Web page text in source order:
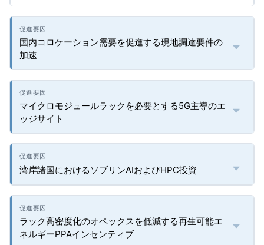
国内コロケーション需要を促進する現地調達要件の
加速
マイクロモジュールラックを必要とする5G主導のエ
ッジサイト
湾岸諸国におけるソブリンAIおよびHPC投資
ラック高密度化のオペックスを低減する再生可能エ
ネルギーPPAインセンティブ